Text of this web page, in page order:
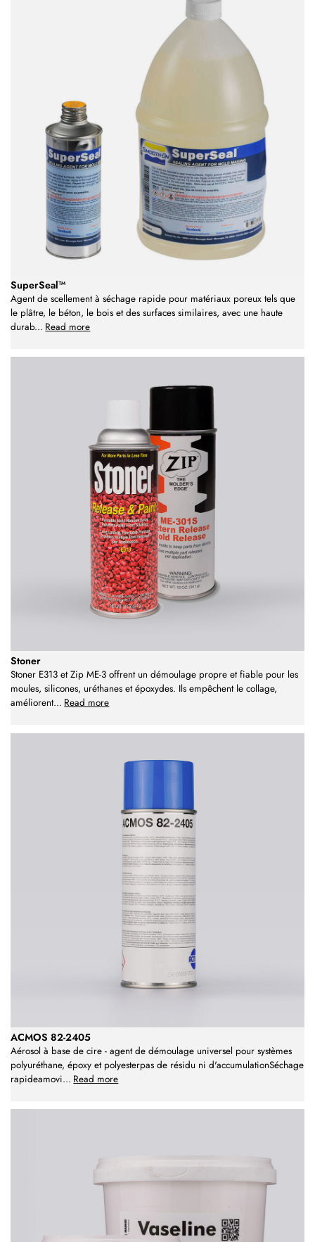
SuperSeal™
Agent de scellement à séchage rapide pour matériaux poreux tels que
le plâtre, le béton, le bois et des surfaces similaires, avec une haute
durab... Read more
Stoner
Stoner E313 et Zip ME-3 offrent un démoulage propre et fiable pour les
moules, silicones, uréthanes et époxydes. Ils empêchent le collage,
améliorent... Read more
ACMOS 82-2405
Aérosol à base de cire - agent de démoulage universel pour systèmes
polyuréthane, époxy et polyesterpas de résidu ni d'accumulationSéchage
rapideamovi... Read more